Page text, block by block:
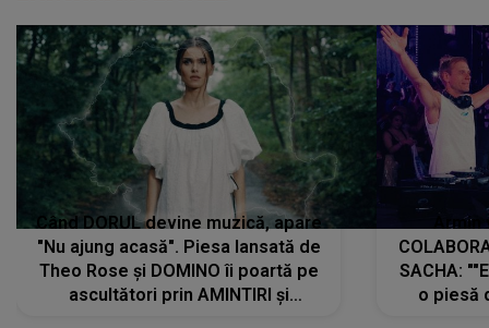
Când DORUL devine muzică, apare
"Nu ajung acasă". Piesa lansată de
Theo Rose și DOMINO îi poartă pe
ascultători prin AMINTIRI și
SACHA:
o piesă